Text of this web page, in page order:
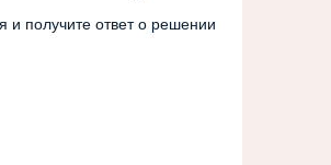
получите ответ о решении